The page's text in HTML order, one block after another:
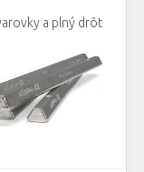
a plný drôt